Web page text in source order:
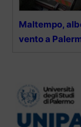
Maltempo,
vento a